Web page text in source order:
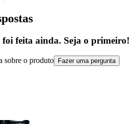
feita ainda. Seja o primeiro!
sobre o produto Fazer uma pergunta